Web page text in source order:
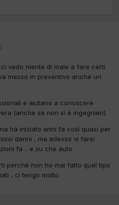
vedo niente di male a fare certi
messo in preventivo anche un
e aiutano a conoscere
(anche se non si è ingegnieri)
ha iniziato anni fa così quasi per
danni , ma adesso vi farei
fa .. e su che auto .
perchè non ho mai fatto quel tipo
, ci tengo molto.